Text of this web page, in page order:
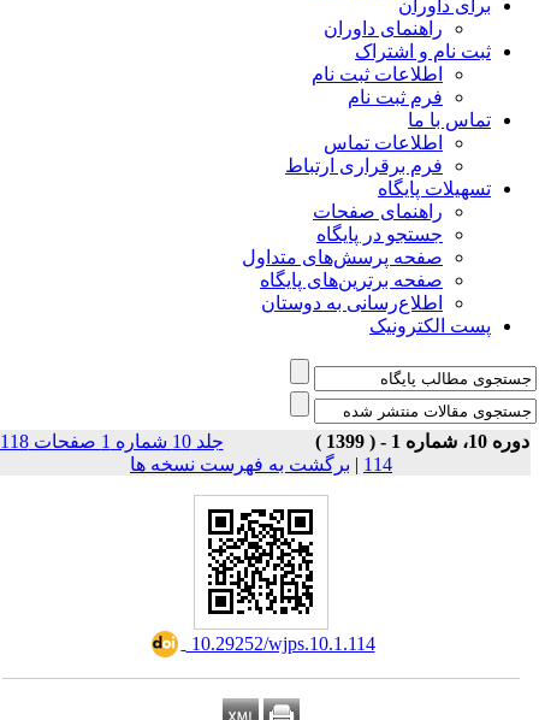
برای داوران
راهنمای داوران
ثبت نام و اشتراک
اطلاعات ثبت نام
فرم ثبت نام
تماس با ما
اطلاعات تماس
فرم برقراری ارتباط
تسهیلات پایگاه
راهنمای صفحات
جستجو در پایگاه
صفحه پرسش‌های متداول
صفحه برترین‌های پایگاه
اطلاع‌رسانی به دوستان
پست الکترونیک
10، شماره 1 - ( 1399 )
جلد 10 شماره 1 صفحات 118-
114
| برگشت به فهرست نسخه ها
‎ 10.29252/wjps.10.1.114